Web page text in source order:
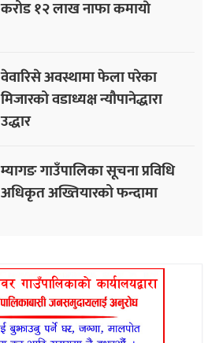
करोड १२ लाख नाफा कमायाे
वेवारिसे अवस्थामा फेला परेका
मिजारको वडाध्यक्ष न्यौपानेद्धारा
उद्धार
म्यागङ गाउँपालिका सूचना प्रविधि
अधिकृत अख्तियारको फन्दामा